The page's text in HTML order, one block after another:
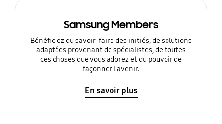
Samsung Members
Bénéficiez du savoir-faire des initiés, de solutions
adaptées provenant de spécialistes, de toutes
ces choses que vous adorez et du pouvoir de
façonner l'avenir.
En savoir plus